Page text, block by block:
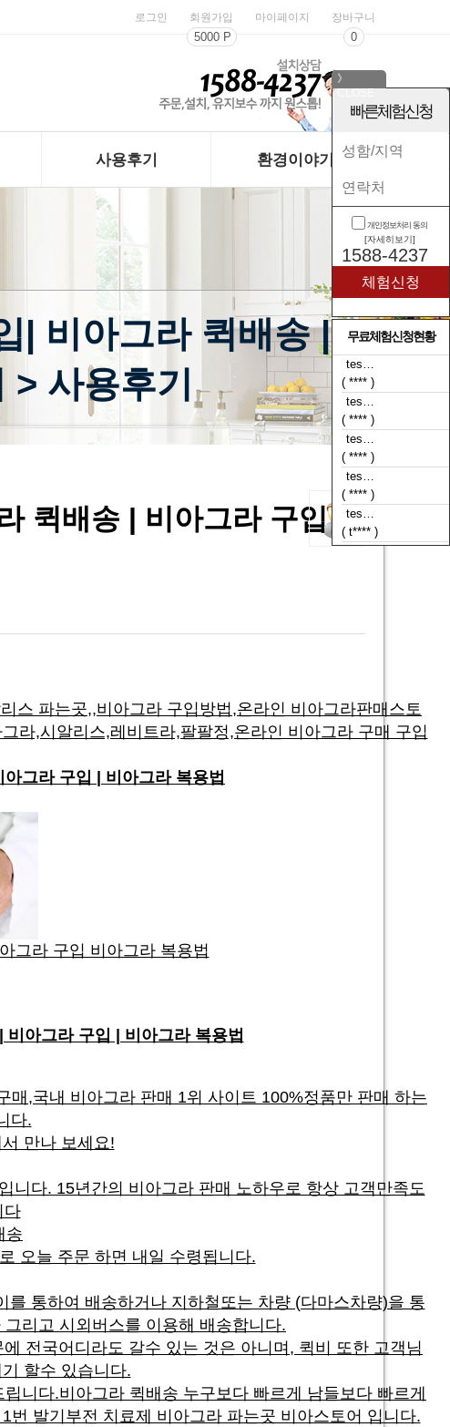
로그인 회원가입
5000 P
마이페이지 장바구니
0
사용후기 환경이야기
| 비아그라 퀵배송 |
> 사용후기
퀵배송 | 비아그라 구입 |
스 파는곳,,비아그라 구입방법,온라인 비아그라판매스토
라,시알리스,레비트라,팔팔정,온라인 비아그라 구매 구입
그라 구입 | 비아그라 복용법
그라 구입 비아그라 복용법
아그라 구입 | 비아그라 복용법
,국내 비아그라 판매 1위 사이트 100%정품만 판매 하는
다.
만나 보세요!
니다. 15년간의 비아그라 판매 노하우로 항상 고객만족도
다
송
오늘 주문 하면 내일 수령됩니다.
통하여 배송하거나 지하철또는 차량 (다마스차량)을 통
리고 시외버스를 이용해 배송합니다.
전국어디라도 갈수 있는 것은 아니며, 퀵비 또한 고객님
할수 있습니다.
니다.비아그라 퀵배송 누구보다 빠르게 남들보다 빠르게
발기부전 치료제 비아그라 파는곳 비아스토어 입니다.
》
빠른체험신청
개인정보처리 동의
[자세히보기]
1588-4237
무료체험신청현황
tes…
( **** )
tes…
( **** )
tes…
( **** )
tes…
( t**** )
tes…
( **** )